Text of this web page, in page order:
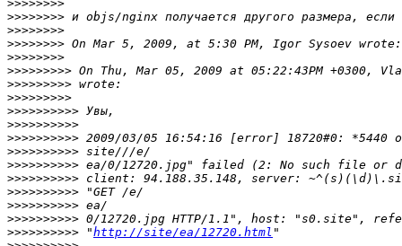
>>>>>>>>
>>>>>>>>
>>>>>>>>
>>>>>>>>
>>>>>>>>
>>>>>>>>>
>>>>>>>>>
>>>>>>>>>
>>>>>>>>>>
>>>>>>>>>>
>>>>>>>>>>
>>>>>>>>>>
>>>>>>>>>>
>>>>>>>>>>
>>>>>>>>>>
>>>>>>>>>>
>>>>>>>>>>
>>>>>>>>>> "http://site/ea/12720.html